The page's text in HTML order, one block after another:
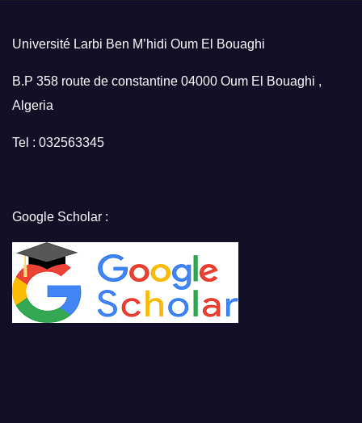
Université Larbi Ben M’hidi Oum El Bouaghi
B.P 358 route de constantine 04000 Oum El Bouaghi ,
Algeria
Tel : 032563345
Google Scholar :